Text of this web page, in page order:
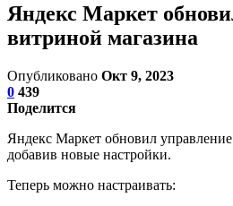
Яндекс Маркет
витриной магазина
Опубликовано Окт 9, 2023
0 439
Поделится
Яндекс Маркет обновил
добавив новые настройки.
Теперь можно настраивать: